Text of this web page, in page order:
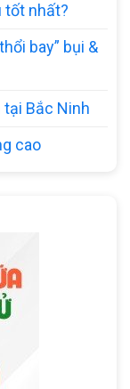
tốt nhất?
bay” bụi &
Bắc Ninh
cao